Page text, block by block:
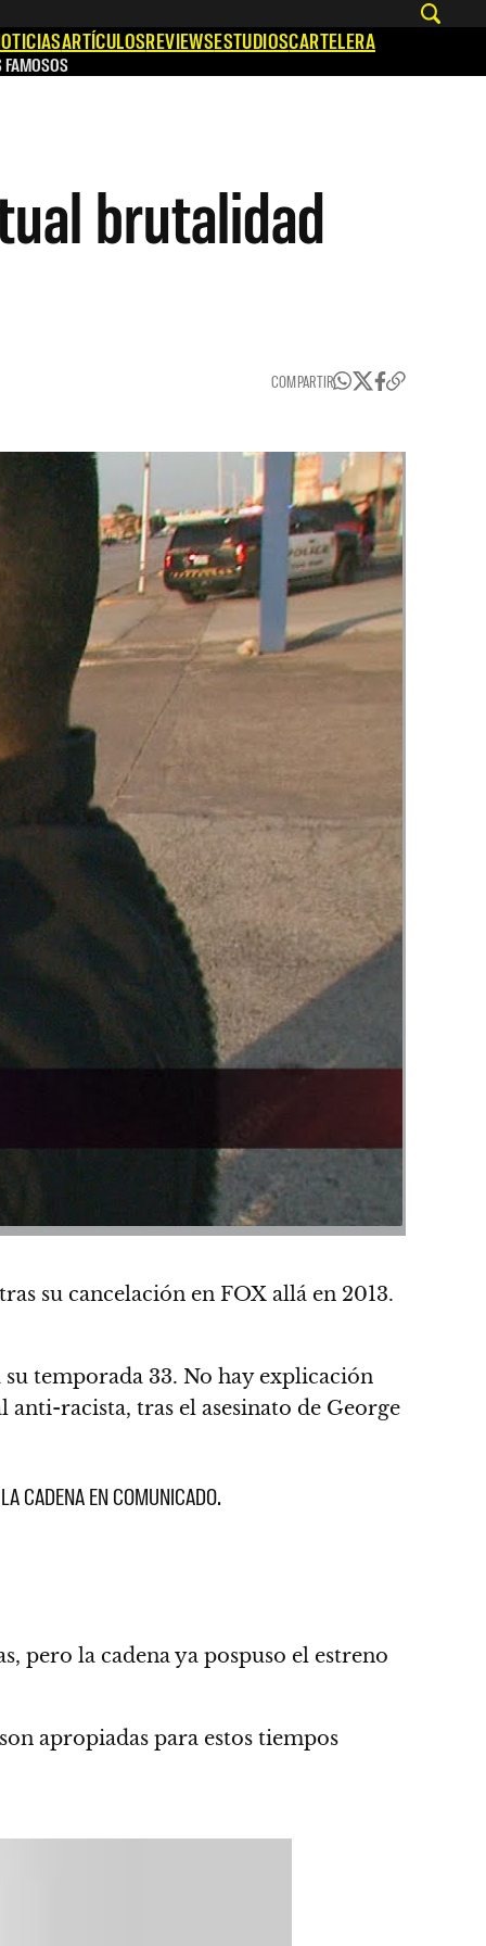
ARTÍCULOSREVIEWSESTUDIOSCARTELERA
FAMOSOS
brutalidad
COMPARTIR
su cancelación en FOX allá en 2013.
temporada 33. No hay explicación
racista, tras el asesinato de George
CADENA EN COMUNICADO.
pero la cadena ya pospuso el estreno
apropiadas para estos tiempos